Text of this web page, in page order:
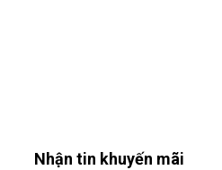
Nhận tin khuyến mãi